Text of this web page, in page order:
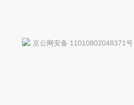
京公网安备 11010802048371号